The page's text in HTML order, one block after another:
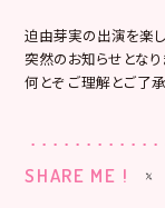
迫由芽実の出演を楽
突然のお知らせとなり
何とぞ ご理解とご了
SHARE ME !